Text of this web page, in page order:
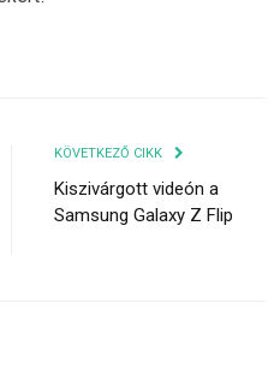
KÖVETKEZŐ CIKK
Kiszivárgott videón a
Samsung Galaxy Z Flip